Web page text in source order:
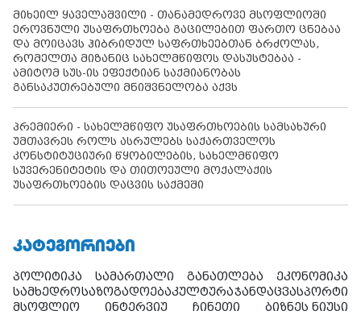
მიხეილ ყაველაშვილი - თანამედროვე მსოფლიოში
ეროვნული უსაფრთხოება გაცილებით ფართო ცნებაა
და მოიცავს ჰიბრიდულ საფრთხეებთან ბრძოლას,
რომელთა მიზანიც სახელმწიფოს დასუსტებაა -
ამიტომ სუს-ის ეფექტიან საქმიანობას
განსაკუთრებული მნიშვნელობა აქვს
პრემიერი - სახელმწიფო უსაფრთხოების სამსახური
უმთავრეს როლს ასრულებს საქართველოს
კონსტიტუციური წყობილების, სახელმწიფო
სუვერენიტეტის და თითოეული მოქალაქის
უსაფრთხოების დაცვის საქმეში
ᲙᲐᲢᲔᲒᲝᲠᲘᲔᲑᲘ
პოლიტიკა სამართალი განათლება
ეკონომიკა
სამხედროსაზოგადოებაკულტურაჯანდაცვასპორტი
მსოფლიო
ინტერვიუ ჩინეთი ბიზნეს ნიუსი